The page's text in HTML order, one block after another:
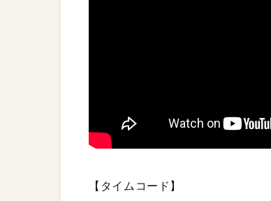
【タイムコード】